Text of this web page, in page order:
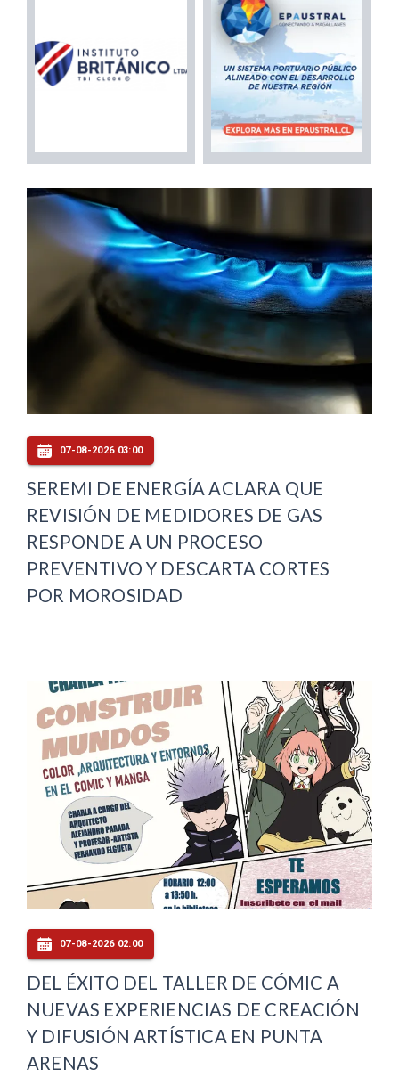
07-08-2026 03:00
SEREMI DE ENERGÍA ACLARA QUE
REVISIÓN DE MEDIDORES DE GAS
RESPONDE A UN PROCESO
PREVENTIVO Y DESCARTA CORTES
POR MOROSIDAD
07-08-2026 02:00
DEL ÉXITO DEL TALLER DE CÓMIC A
NUEVAS EXPERIENCIAS DE CREACIÓN
Y DIFUSIÓN ARTÍSTICA EN PUNTA
ARENAS